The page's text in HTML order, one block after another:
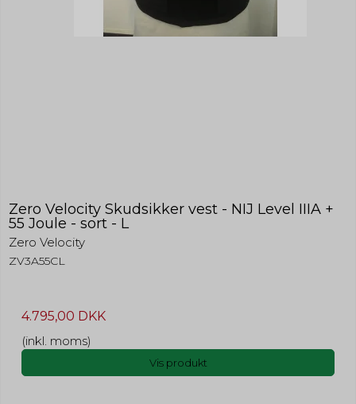
Zero Velocity Skudsikker vest - NIJ Level IIIA +
55 Joule - sort - L
Zero Velocity
ZV3A55CL
4.795,00 DKK
(inkl. moms)
Vis produkt